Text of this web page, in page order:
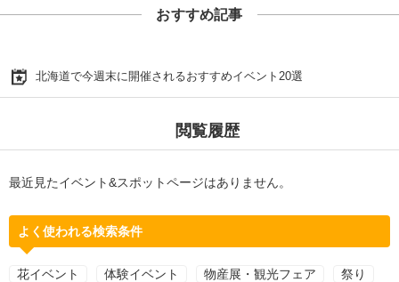
おすすめ記事
北海道で今週末に開催されるおすすめイベント20選
閲覧履歴
最近見たイベント&スポットページはありません。
よく使われる検索条件
花イベント 体験イベント 物産展・観光フェア 祭り